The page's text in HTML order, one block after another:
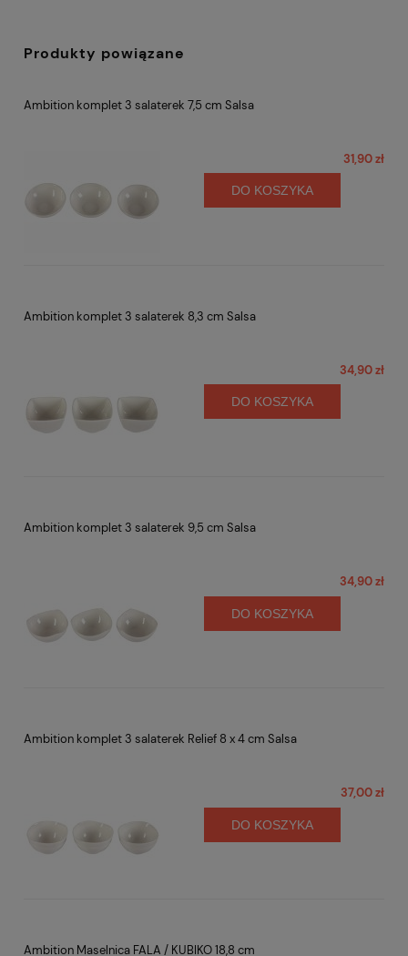
Produkty powiązane
Ambition komplet 3 salaterek 7,5 cm Salsa
31,90 zł
DO KOSZYKA
Ambition komplet 3 salaterek 8,3 cm Salsa
34,90 zł
DO KOSZYKA
Ambition komplet 3 salaterek 9,5 cm Salsa
34,90 zł
DO KOSZYKA
Ambition komplet 3 salaterek Relief 8 x 4 cm Salsa
37,00 zł
DO KOSZYKA
Ambition Maselnica FALA / KUBIKO 18,8 cm